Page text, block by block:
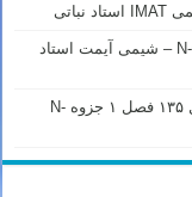
آیمت ایتالیا – پاسخ سوال ۲۴۳ فصل ۲ جزوه N-Chem – شیمی آیمت استاد
Subatomic particles – valence electrons – سوال ۱۳۵ فصل ۱ جزوه N-